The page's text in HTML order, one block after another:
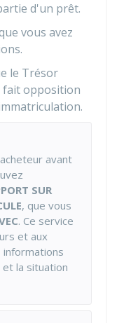
d'un prêt.
vous avez
le Trésor
fait opposition
avant
SUR
, que vous
. Ce service
et aux
la situation